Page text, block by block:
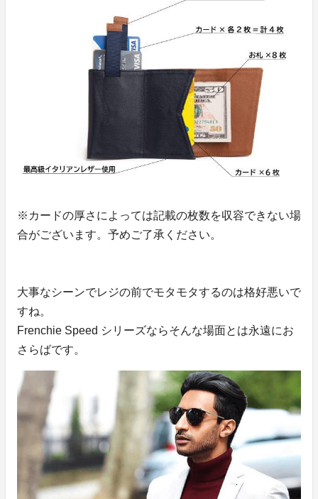
※カードの厚さによっては記載の枚数を収容できない場
合がございます。予めご了承ください。
大事なシーンでレジの前でモタモタするのは格好悪いで
すね。
Frenchie Speed シリーズならそんな場面とは永遠にお
さらばです。